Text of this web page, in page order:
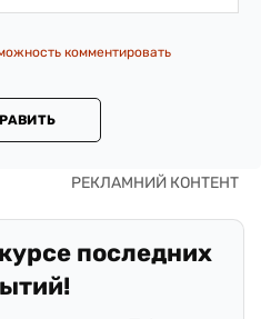
комментировать
последних